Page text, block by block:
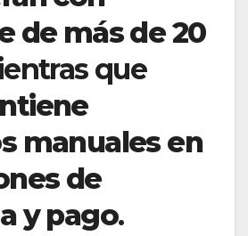
de más de 20
que
manuales en
de
y pago.